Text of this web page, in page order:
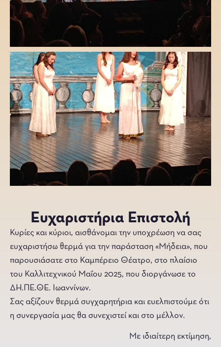
Ευχαριστήρια Επιστολή
Κυρίες και κύριοι, αισθάνομαι την υποχρέωση να σας
ευχαριστήσω θερμά για την παράσταση «Μήδεια», που
παρουσιάσατε στο Καμπέρειο Θέατρο, στο πλαίσιο
του Καλλιτεχνικού Μαΐου 2025, που διοργάνωσε το
ΔΗ.ΠΕ.ΘΕ. Ιωαννίνων.
Σας αξίζουν θερμά συγχαρητήρια και ευελπιστούμε ότι
η συνεργασία μας θα συνεχιστεί και στο μέλλον.
Με ιδιαίτερη εκτίμηση,